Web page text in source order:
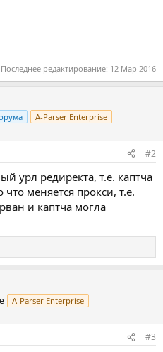
Последнее редактирование: 12 Мар 2016
A-Parser Enterprise
#2
урл редиректа, т.е. каптча
меняется прокси, т.е.
и каптча могла
A-Parser Enterprise
#3